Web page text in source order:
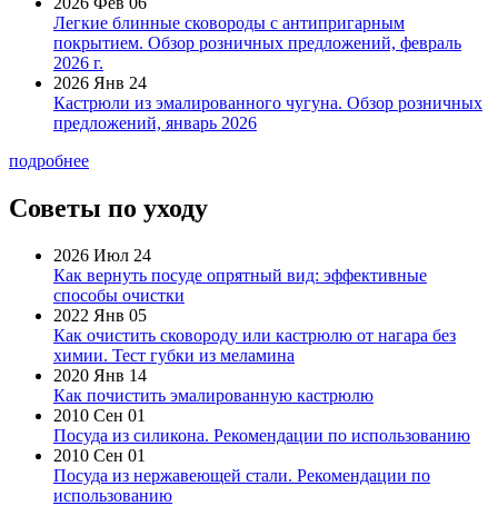
Легкие блинные сковороды с антипригарным
покрытием. Обзор розничных предложений, февраль
2026 г.
2026 Янв 24
Кастрюли из эмалированного чугуна. Обзор розничных
предложений, январь 2026
подробнее
Советы по уходу
2026 Июл 24
Как вернуть посуде опрятный вид: эффективные
способы очистки
2022 Янв 05
Как очистить сковороду или кастрюлю от нагара без
химии. Тест губки из меламина
2020 Янв 14
Как почистить эмалированную кастрюлю
2010 Сен 01
Посуда из силикона. Рекомендации по использованию
2010 Сен 01
Посуда из нержавеющей стали. Рекомендации по
использованию